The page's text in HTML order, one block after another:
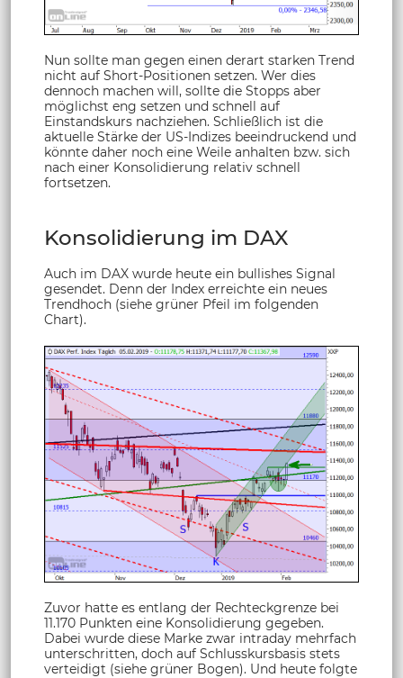
Nun sollte man gegen einen derart starken Trend
nicht auf Short-Positionen setzen. Wer dies
dennoch machen will, sollte die Stopps aber
möglichst eng setzen und schnell auf
Einstandskurs nachziehen. Schließlich ist die
aktuelle Stärke der US-Indizes beeindruckend und
könnte daher noch eine Weile anhalten bzw. sich
nach einer Konsolidierung relativ schnell
fortsetzen.
Konsolidierung im DAX
Auch im DAX wurde heute ein bullishes Signal
gesendet. Denn der Index erreichte ein neues
Trendhoch (siehe grüner Pfeil im folgenden
Chart).
Zuvor hatte es entlang der Rechteckgrenze bei
11.170 Punkten eine Konsolidierung gegeben.
Dabei wurde diese Marke zwar intraday mehrfach
unterschritten, doch auf Schlusskursbasis stets
verteidigt (siehe grüner Bogen). Und heute folgte